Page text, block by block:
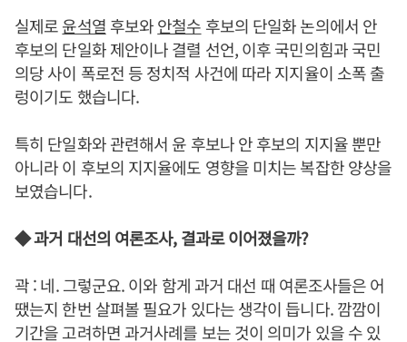
실제로윤석열 후보와안철수 후보의 단일화 논의에서 안
후보의 단일화 제안이나 결렬 선언, 이후 국민의힘과 국민
의당 사이 폭로전 등 정치적 사건에 따라 지지율이 소폭 출
렁이기도 했습니다.
특히 단일화와 관련해서 윤 후보나 안 후보의 지지율 뿐만
아니라 이 후보의 지지율에도 영향을 미치는 복잡한 양상을
보였습니다.
◆ 과거 대선의 여론조사, 결과로 이어졌을까?
곽 : 네. 그렇군요. 이와 함게 과거 대선 때 여론조사들은 어
땠는지 한번 살펴볼 필요가 있다는 생각이 듭니다. 깜깜이
기간을 고려하면 과거사례를 보는 것이 의미가 있을 수 있